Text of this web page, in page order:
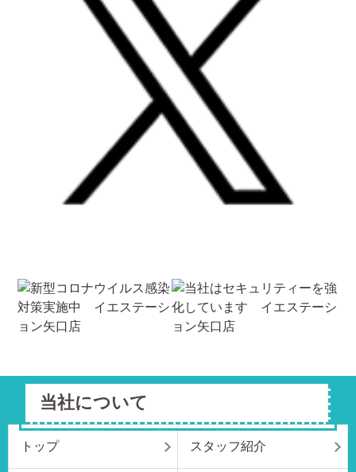
当社について
トップ スタッフ紹介